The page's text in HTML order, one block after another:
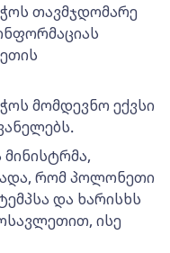
თავმჯდომარე
მომდევნო ექვსი
რომ პოლონეთი
და ხარისხს
ისე